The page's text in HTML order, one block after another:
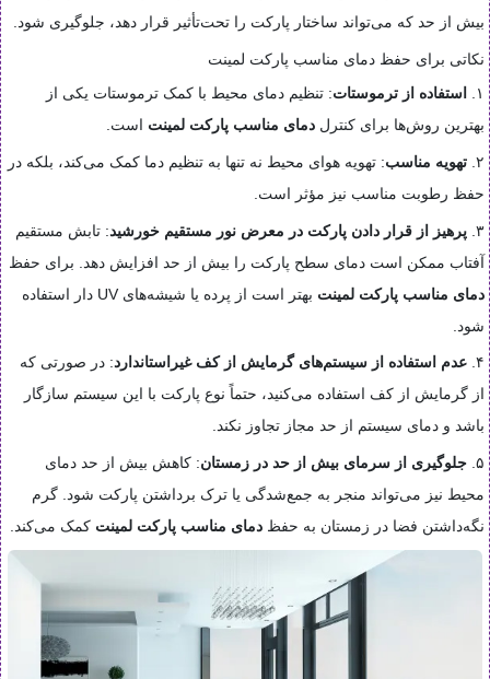
بیش از حد که می‌تواند ساختار پارکت را تحت‌تأثیر قرار دهد، جلوگیری شود.
نکاتی برای حفظ دمای مناسب پارکت لمینت
۱.
استفاده از ترموستات: تنظیم دمای محیط با کمک ترموستات یکی از
بهترین روش‌ها برای کنترل دمای مناسب پارکت لمینت است.
۲. تهویه مناسب: تهویه هوای محیط نه تنها به تنظیم دما کمک می‌کند، بلکه در
حفظ رطوبت مناسب نیز مؤثر است.
۳. پرهیز از قرار دادن پارکت در معرض نور مستقیم خورشید: تابش مستقیم
آفتاب ممکن است دمای سطح پارکت را بیش از حد افزایش دهد. برای حفظ
دمای مناسب پارکت لمینت
بهتر است از پرده یا شیشه‌های UV دار استفاده
شود.
۴. عدم استفاده از سیستم‌های گرمایش از کف غیراستاندارد: در صورتی که
از گرمایش از کف استفاده می‌کنید، حتماً نوع پارکت با این سیستم سازگار
باشد و دمای سیستم از حد مجاز تجاوز نکند.
۵. جلوگیری از سرمای بیش از حد در زمستان: کاهش بیش از حد دمای
محیط نیز می‌تواند منجر به جمع‌شدگی یا ترک برداشتن پارکت شود. گرم
نگه‌داشتن فضا در زمستان به حفظ دمای مناسب پارکت لمینت کمک می‌کند.